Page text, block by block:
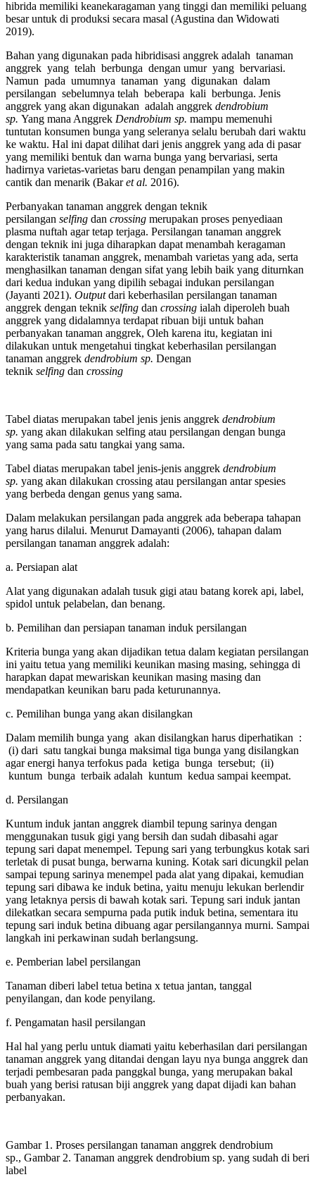
hibrida memiliki keanekaragaman yang tinggi dan memiliki peluang
besar untuk di produksi secara masal (Agustina dan Widowati
2019).
Bahan yang digunakan pada hibridisasi anggrek adalah tanaman
anggrek yang telah berbunga dengan umur yang bervariasi.
Namun pada umumnya tanaman yang digunakan dalam
persilangan sebelumnya telah beberapa kali berbunga. Jenis
anggrek yang akan digunakan adalah anggrek dendrobium
sp. Yang mana Anggrek Dendrobium sp. mampu memenuhi
tuntutan konsumen bunga yang seleranya selalu berubah dari waktu
ke waktu. Hal ini dapat dilihat dari jenis anggrek yang ada di pasar
yang memiliki bentuk dan warna bunga yang bervariasi, serta
hadirnya varietas-varietas baru dengan penampilan yang makin
cantik dan menarik (Bakaret al. 2016).
Perbanyakan tanaman anggrek dengan teknik
persilangan selfing dan crossing merupakan proses penyediaan
plasma nuftah agar tetap terjaga. Persilangan tanaman anggrek
dengan teknik ini juga diharapkan dapat menambah keragaman
karakteristik tanaman anggrek, menambah varietas yang ada, serta
menghasilkan tanaman dengan sifat yang lebih baik yang diturnkan
dari kedua indukan yang dipilih sebagai indukan persilangan
(Jayanti 2021). Outputdari keberhasilan persilangan tanaman
anggrek dengan teknik selfing dan crossing ialah diperoleh buah
anggrek yang didalamnya terdapat ribuan biji untuk bahan
perbanyakan tanaman anggrek, Oleh karena itu, kegiatan ini
dilakukan untuk mengetahui tingkat keberhasilan persilangan
tanaman anggrek dendrobium sp. Dengan
teknik selfing dan crossing
Tabel diatas merupakan tabel jenis jenis anggrek dendrobium
sp. yang akan dilakukan selfing atau persilangan dengan bunga
yang sama pada satu tangkai yang sama.
Tabel diatas merupakan tabel jenis-jenis anggrek dendrobium
sp. yang akan dilakukan crossing atau persilangan antar spesies
yang berbeda dengan genus yang sama.
Dalam melakukan persilangan pada anggrek ada beberapa tahapan
yang harus dilalui. Menurut Damayanti (2006), tahapan dalam
persilangan tanaman anggrek adalah:
a. Persiapan alat
Alat yang digunakan adalah tusuk gigi atau batang korek api, label,
spidol untuk pelabelan, dan benang.
b. Pemilihan dan persiapan tanaman induk persilangan
Kriteria bunga yang akan dijadikan tetua dalam kegiatan persilangan
ini yaitu tetua yang memiliki keunikan masing masing, sehingga di
harapkan dapat mewariskan keunikan masing masing dan
mendapatkan keunikan baru pada keturunannya.
c. Pemilihan bunga yang akan disilangkan
Dalam memilih bunga yang akan disilangkan harus diperhatikan :
(i) dari satu tangkai bunga maksimal tiga bunga yang disilangkan
agar energi hanya terfokus pada ketiga bunga tersebut; (ii)
kuntum bunga terbaik adalah kuntum kedua sampai keempat.
d. Persilangan
Kuntum induk jantan anggrek diambil tepung sarinya dengan
menggunakan tusuk gigi yang bersih dan sudah dibasahi agar
tepung sari dapat menempel. Tepung sari yang terbungkus kotak sari
terletak di pusat bunga, berwarna kuning. Kotak sari dicungkil pelan
sampai tepung sarinya menempel pada alat yang dipakai, kemudian
tepung sari dibawa ke induk betina, yaitu menuju lekukan berlendir
yang letaknya persis di bawah kotak sari. Tepung sari induk jantan
dilekatkan secara sempurna pada putik induk betina, sementara itu
tepung sari induk betina dibuang agar persilangannya murni. Sampai
langkah ini perkawinan sudah berlangsung.
e. Pemberian label persilangan
Tanaman diberi label tetua betina x tetua jantan, tanggal
penyilangan, dan kode penyilang.
f. Pengamatan hasil persilangan
Hal hal yang perlu untuk diamati yaitu keberhasilan dari persilangan
tanaman anggrek yang ditandai dengan layu nya bunga anggrek dan
terjadi pembesaran pada panggkal bunga, yang merupakan bakal
buah yang berisi ratusan biji anggrek yang dapat dijadi kan bahan
perbanyakan.
Gambar 1. Proses persilangan tanaman anggrek dendrobium
sp., Gambar 2. Tanaman anggrek dendrobium sp. yang sudah di beri
label